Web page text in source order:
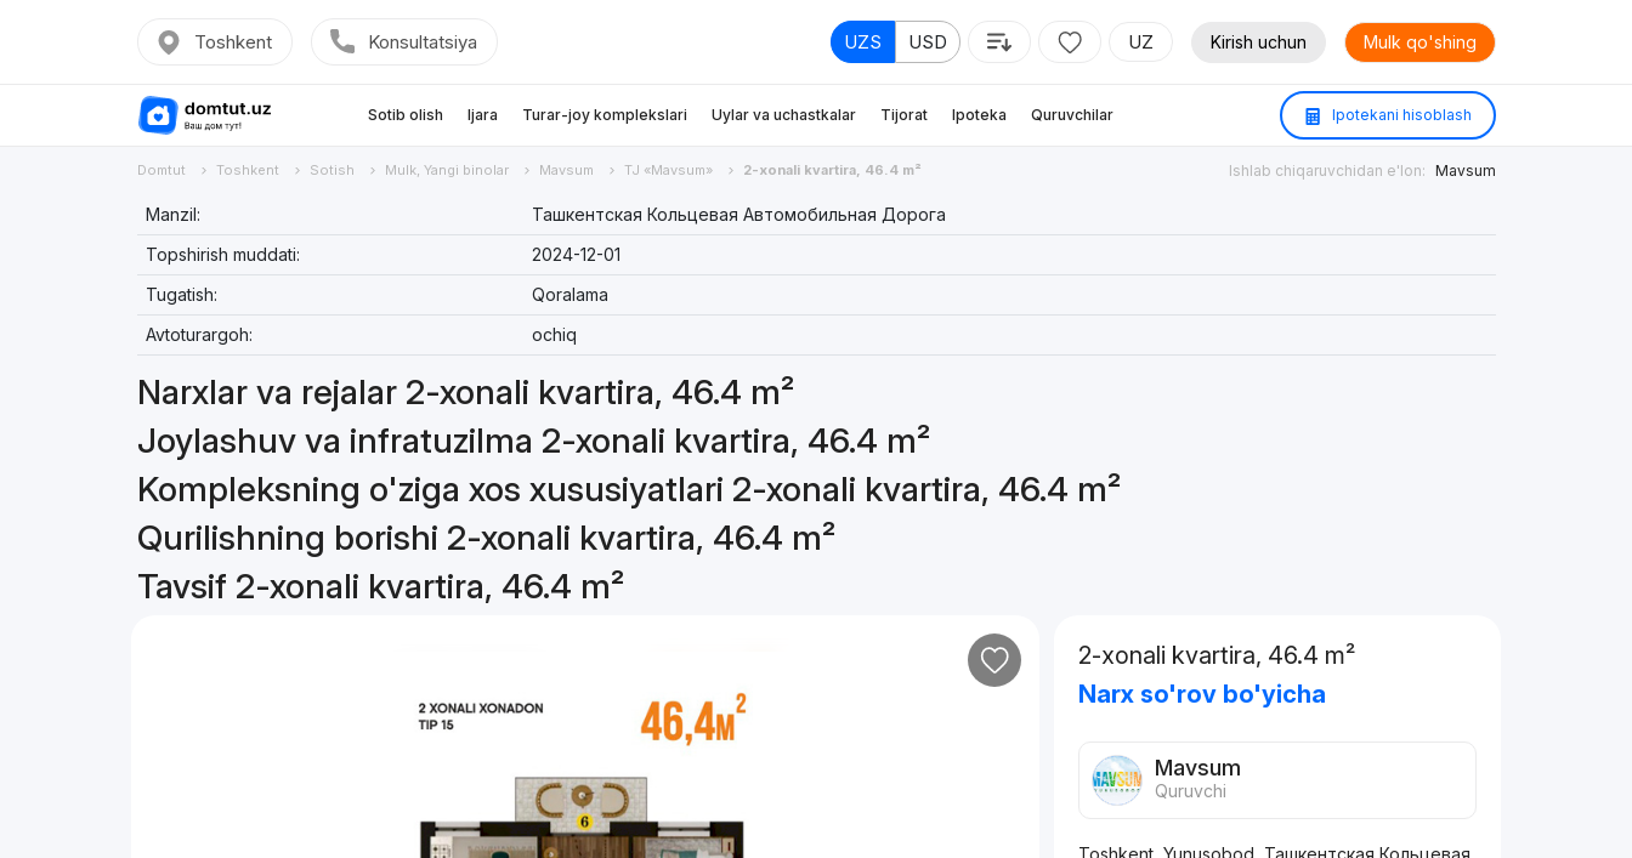
Toshkent Konsultatsiya UZS USD UZ Kirish uchun Mulk qo'shing
Sotib olish Ijara Turar-joy komplekslari Uylar va uchastkalar Tijorat Ipoteka Quruvchilar Ipotekani hisoblash
Domtut Toshkent Sotish Mulk, Yangi binolar Mavsum TJ «Mavsum» 2-xonali kvartira, 46.4 m² Ishlab chiqaruvchidan e'lon: Mavsum
Manzil:
Ташкентская Кольцевая Автомобильная Дорога
Topshirish muddati:
2024-12-01
Tugatish:
Qoralama
Avtoturargoh:
ochiq
Narxlar va rejalar 2-xonali kvartira, 46.4 m²
Joylashuv va infratuzilma 2-xonali kvartira, 46.4 m²
Kompleksning o'ziga xos xususiyatlari 2-xonali kvartira, 46.4 m²
Qurilishning borishi 2-xonali kvartira, 46.4 m²
Tavsif 2-xonali kvartira, 46.4 m²
2-xonali kvartira, 46.4 m²
Narx so'rov bo'yicha
Mavsum
Quruvchi
Toshkent, Yunusobod, Ташкентская Кольцевая